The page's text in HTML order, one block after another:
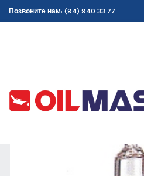
Позвоните нам: (94) 940 33 77